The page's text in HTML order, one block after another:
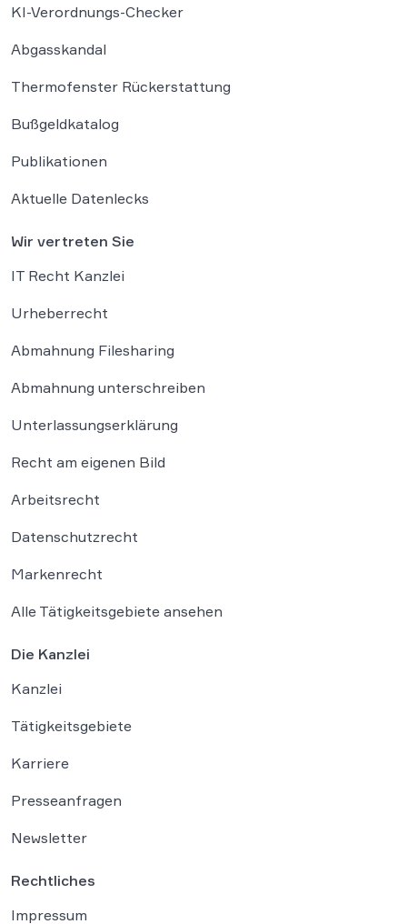
KI-Verordnungs-Checker
Abgasskandal
Thermofenster Rückerstattung
Bußgeldkatalog
Publikationen
Aktuelle Datenlecks
Wir vertreten Sie
IT Recht Kanzlei
Urheberrecht
Abmahnung Filesharing
Abmahnung unterschreiben
Unterlassungserklärung
Recht am eigenen Bild
Arbeitsrecht
Datenschutzrecht
Markenrecht
Alle Tätigkeitsgebiete ansehen
Die Kanzlei
Kanzlei
Tätigkeitsgebiete
Karriere
Presseanfragen
Newsletter
Rechtliches
Impressum